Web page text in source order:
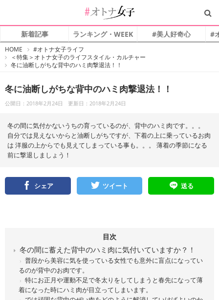
新着記事 ランキング・WEEK #美人好奇心 #
HOME
オ
ト
ナ
#オトナ女子ライフ
＜特集＞オトナ女子のライフスタイル・カルチャー
冬に油断しがちな背中のハミ肉撃退法！！
冬に油断しがちな背中のハミ肉撃退法！！
公開日：2018年2月24日 更新日：2018年2月24日
冬の間に気付かないうちの育っているのが、背中のハミ肉です。。。
自分では見えないからと油断しがちですが、下着の上に乗っているお肉
は 洋服の上からでも見えてしまっている事も。。。 薄着の季節になる
前に撃退しましょう！
シェア ツイート 送る
目次
冬の間に蓄えた背中のハミ肉に気付いていますか？！
普段から美容に気を使っている女性でも意外に盲点になってい
るのが背中のお肉です。
特にお正月や運動不足で冬太りをしてしまうと春先になって薄
着になった時にハミ肉が目立ってしまいます。